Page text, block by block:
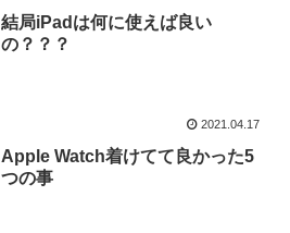
結局iPadは何に使えば良い
の？？？
2021.04.17
Apple Watch着けてて良かった5
つの事